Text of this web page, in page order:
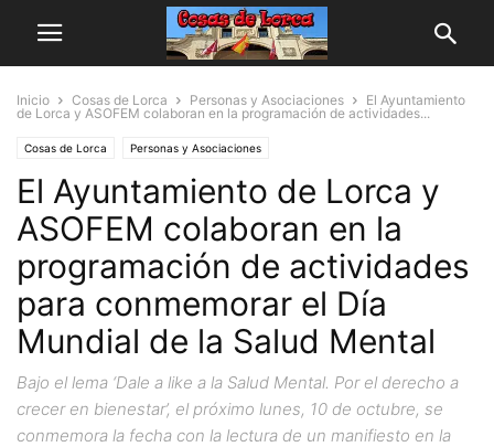
Inicio Cosas de Lorca Personas y Asociaciones
El Ayuntamiento
de Lorca y ASOFEM colaboran en la programación de actividades...
Cosas de Lorca Personas y Asociaciones
El Ayuntamiento de Lorca y
ASOFEM colaboran en la
programación de actividades
para conmemorar el Día
Mundial de la Salud Mental
Bajo el lema ‘Dale a like a la Salud Mental. Por el derecho a
crecer en bienestar’, el próximo lunes, 10 de octubre, se
conmemora la fecha con la lectura de un manifiesto en la